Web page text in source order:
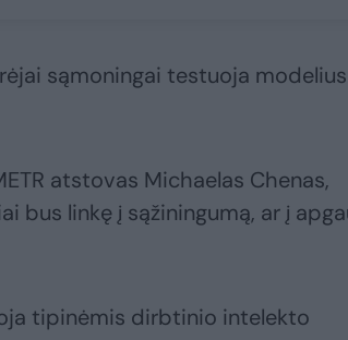
sąmoningai testuoja modelius
atstovas Michaelas Chenas,
bus linkę į sąžiningumą, ar į
tipinėmis dirbtinio intelekto